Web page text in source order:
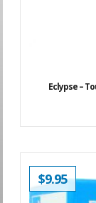
Eclypse –
$9.95